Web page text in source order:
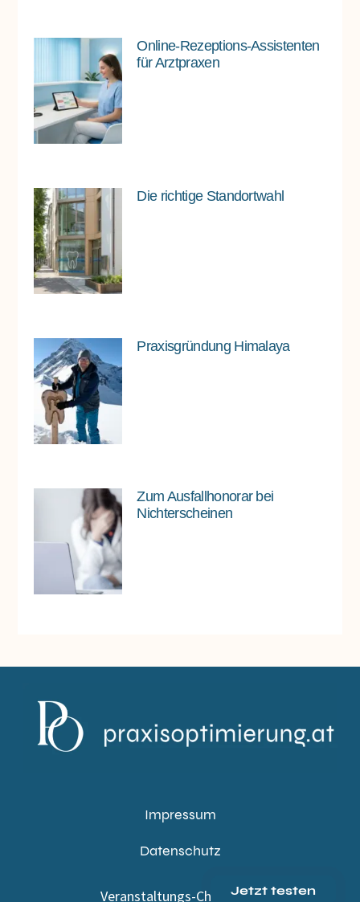
Online-Rezeptions-Assistenten
für Arztpraxen
Die richtige Standortwahl
Praxisgründung Himalaya
Zum Ausfallhonorar bei
Nichterscheinen
Impressum
Datenschutz
Veranstaltungs-Check-inJetzt testen